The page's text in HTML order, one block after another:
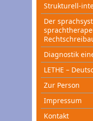
Strukturell-
Der
Diagnostik
LETHE –
Zur Person
Impressum
Kontakt